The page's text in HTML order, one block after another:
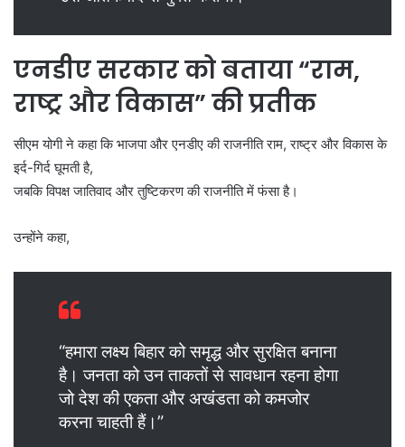
एनडीए सरकार को बताया “राम,
राष्ट्र और विकास” की प्रतीक
सीएम योगी ने कहा कि भाजपा और एनडीए की राजनीति राम, राष्ट्र और विकास के
इर्द-गिर्द घूमती है,
जबकि विपक्ष जातिवाद और तुष्टिकरण की राजनीति में फंसा है।
उन्होंने कहा,
“हमारा लक्ष्य बिहार को समृद्ध और सुरक्षित बनाना
है। जनता को उन ताकतों से सावधान रहना होगा
जो देश की एकता और अखंडता को कमजोर
करना चाहती हैं।”